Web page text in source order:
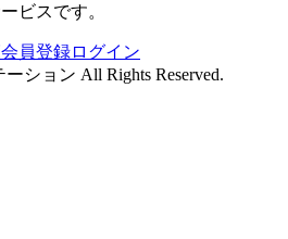
ビスです。
会員登録ログイン
ション All Rights Reserved.